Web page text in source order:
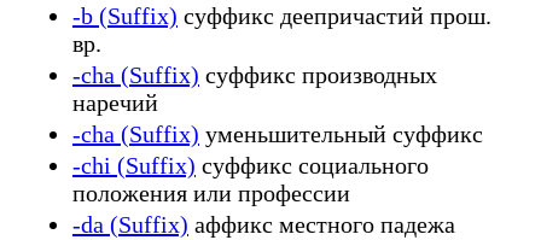
-b (Suffix) суффикс деепричастий прош.
вр.
-cha (Suffix) суффикс производных
наречий
-cha (Suffix) уменьшительный суффикс
-chi (Suffix) суффикс социального
положения или профессии
-da (Suffix) аффикс местного падежа